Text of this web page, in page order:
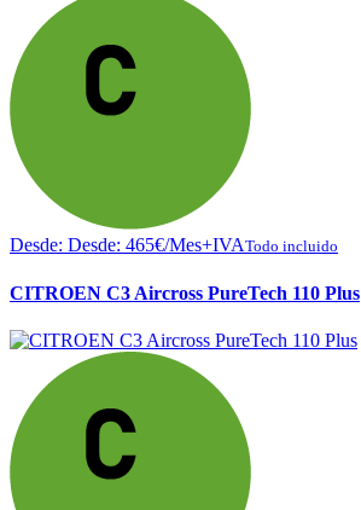
Desde: Desde: 465€/Mes+IVATodo incluido
CITROEN C3 Aircross PureTech 110 Plus